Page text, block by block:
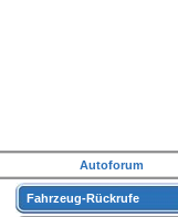
Fahrzeug-Rückrufe
Autoforum